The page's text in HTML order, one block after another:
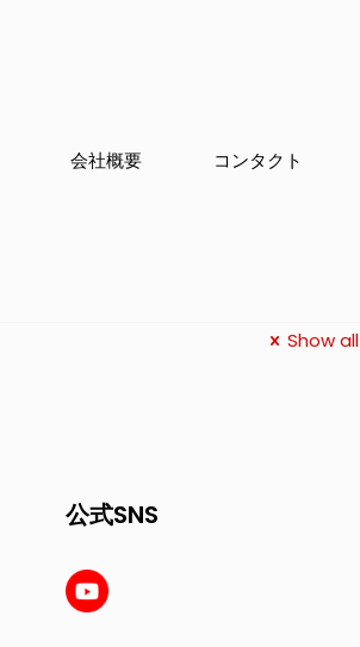
会社概要 コンタクト
Show all
公式SNS